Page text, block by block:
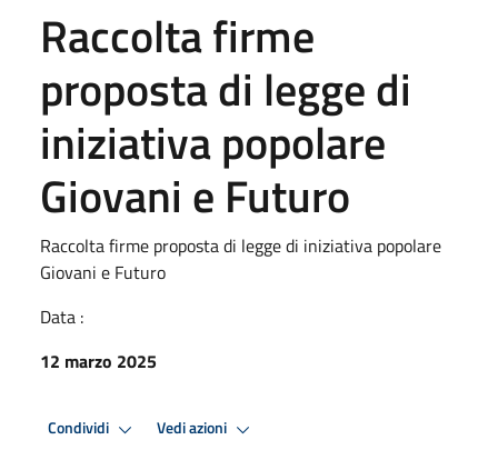
Raccolta firme
proposta di legge di
iniziativa popolare
Giovani e Futuro
Raccolta firme proposta di legge di iniziativa popolare
Giovani e Futuro
Data :
12 marzo 2025
Condividi Vedi azioni